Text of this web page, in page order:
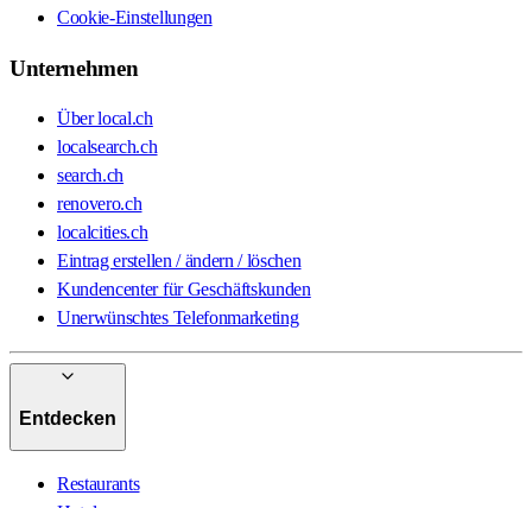
Cookie-Einstellungen
Unternehmen
Über local.ch
localsearch.ch
search.ch
renovero.ch
localcities.ch
Eintrag erstellen / ändern / löschen
Kundencenter für Geschäftskunden
Unerwünschtes Telefonmarketing
Entdecken
Restaurants